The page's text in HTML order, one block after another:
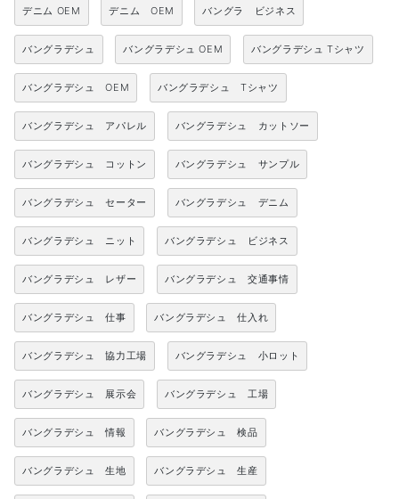
デニム OEM デニム OEM バングラ ビジネス
バングラデシュ バングラデシュ OEM バングラデシュ Tシャツ
バングラデシュ OEM バングラデシュ Tシャツ
バングラデシュ アパレル バングラデシュ カットソー
バングラデシュ コットン バングラデシュ サンプル
バングラデシュ セーター バングラデシュ デニム
バングラデシュ ニット バングラデシュ ビジネス
バングラデシュ レザー バングラデシュ 交通事情
バングラデシュ 仕事 バングラデシュ 仕入れ
バングラデシュ 協力工場 バングラデシュ 小ロット
バングラデシュ 展示会 バングラデシュ 工場
バングラデシュ 情報 バングラデシュ 検品
バングラデシュ 生地 バングラデシュ 生産